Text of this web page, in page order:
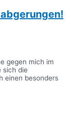
gegen mich im
sich die
einen besonders